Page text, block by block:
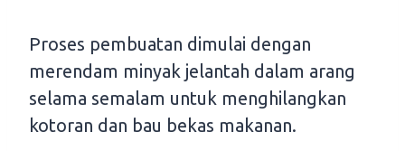
Proses pembuatan dimulai dengan
merendam minyak jelantah dalam arang
selama semalam untuk menghilangkan
kotoran dan bau bekas makanan.